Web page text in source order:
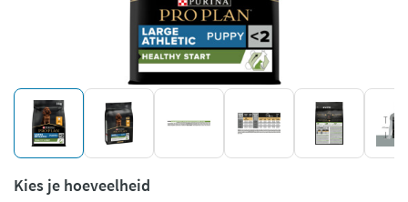
Kies je hoeveelheid